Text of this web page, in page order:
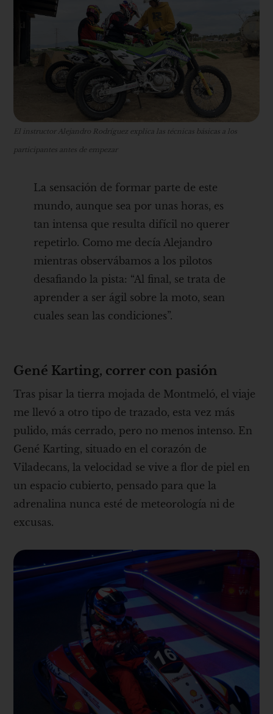
El instructor Alejandro Rodríguez explica las técnicas básicas a los
participantes antes de empezar
La sensación de formar parte de este
mundo, aunque sea por unas horas, es
tan intensa que resulta difícil no querer
repetirlo. Como me decía Alejandro
mientras observábamos a los pilotos
desafiando la pista: “Al final, se trata de
aprender a ser ágil sobre la moto, sean
cuales sean las condiciones”.
Gené Karting, correr con pasión
Tras pisar la tierra mojada de Montmeló, el viaje
me llevó a otro tipo de trazado, esta vez más
pulido, más cerrado, pero no menos intenso. En
Gené Karting, situado en el corazón de
Viladecans, la velocidad se vive a flor de piel en
un espacio cubierto, pensado para que la
adrenalina nunca esté de meteorología ni de
excusas.